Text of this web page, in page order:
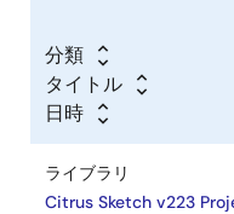
分類
タイトル
日時
ライブラリ
Citrus Sketch v223